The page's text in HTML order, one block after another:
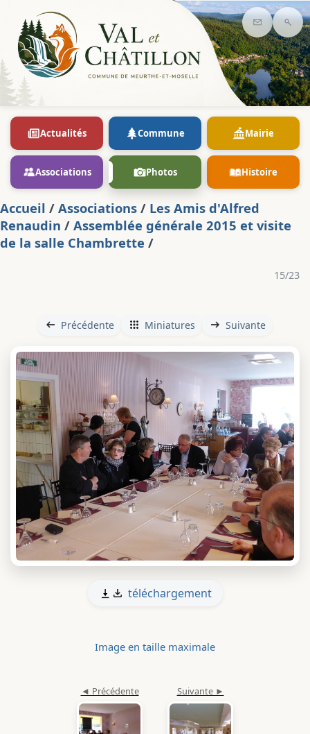
Contact
Actualités Commune Mairie
Associations Photos Histoire
Accueil / Associations / Les Amis d'Alfred
Renaudin / Assemblée générale 2015 et visite
de la salle Chambrette /
15/23
Précédente Miniatures Suivante
téléchargement
Image en taille maximale